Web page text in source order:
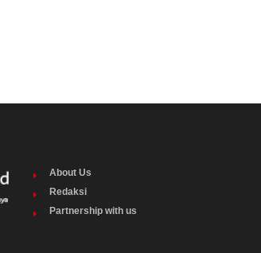
About Us
Redaksi
Partnership with us